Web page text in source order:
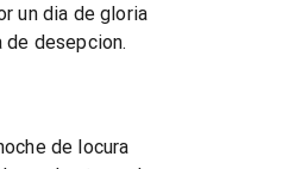
un dia de gloria
de desepcion.
de locura